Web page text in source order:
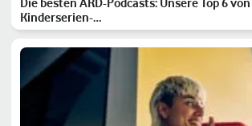
Kinderserien-…